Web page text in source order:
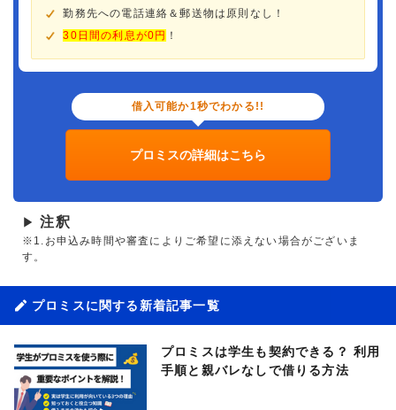
勤務先への電話連絡＆郵送物は原則なし！
30日間の利息が0円 ！
借入可能か1秒でわかる!!
プロミスの詳細はこちら
▶ 注釈
※1.お申込み時間や審査によりご希望に添えない場合がございま
す。
プロミスに関する新着記事一覧
プロミスは学生も契約できる？ 利用
手順と親バレなしで借りる方法